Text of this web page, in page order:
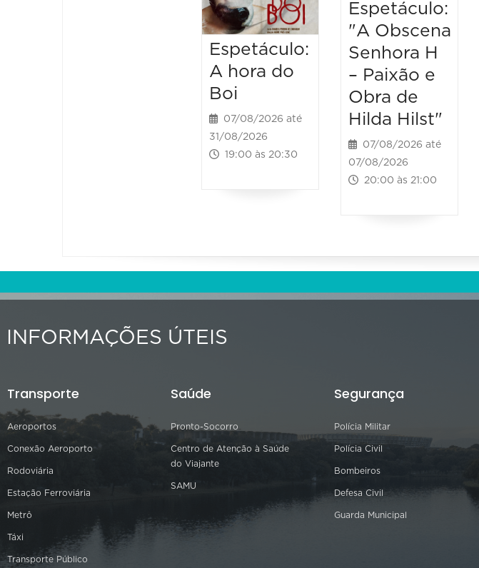
Espetáculo:
A hora do
Boi
07/08/2026 até
31/08/2026
19:00 às 20:30
Espetáculo:
"A Obscena
Senhora H
– Paixão e
Obra de
Hilda Hilst"
07/08/2026 até
07/08/2026
20:00 às 21:00
INFORMAÇÕES ÚTEIS
Transporte
Aeroportos
Conexão Aeroporto
Rodoviária
Estação Ferroviária
Metrô
Táxi
Transporte Público
Saúde
Pronto-Socorro
Centro de Atenção à Saúde
do Viajante
SAMU
Segurança
Polícia Militar
Polícia Civil
Bombeiros
Defesa Civil
Guarda Municipal